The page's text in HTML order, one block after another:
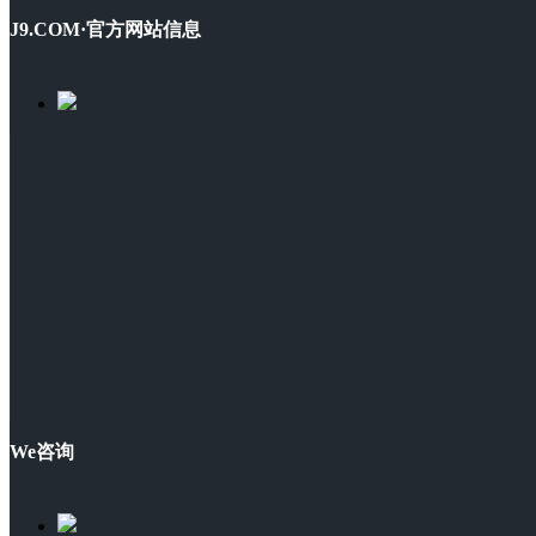
J9.COM·官方网站信息
We咨询